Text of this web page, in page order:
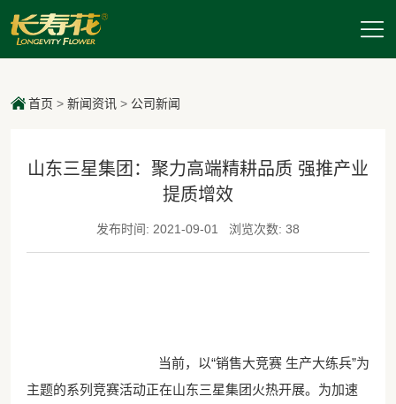
首页 > 新闻资讯> 公司新闻
山东三星集团：聚力高端精耕品质 强推产业
提质增效
发布时间: 2021-09-01 浏览次数: 38
当前，以“销售大竞赛 生产大练兵”为
主题的系列竞赛活动正在山东三星集团火热开展。为加速